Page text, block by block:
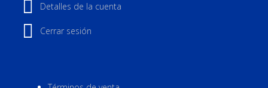
Detalles de la cuenta
Cerrar sesión